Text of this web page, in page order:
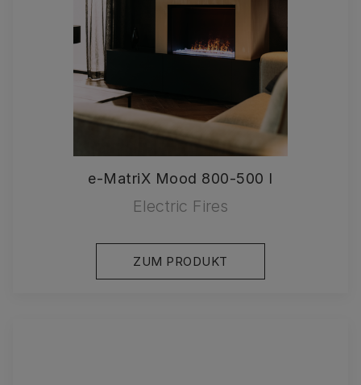
e-MatriX Mood 800-500 I
Electric Fires
ZUM PRODUKT